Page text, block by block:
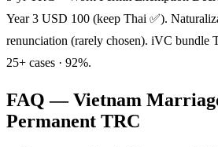
Year 3 USD 100 (keep Thai ✅).
renunciation (rarely chosen). iVC bundle
25+ cases · 92%.
FAQ — Vietnam
Permanent TRC